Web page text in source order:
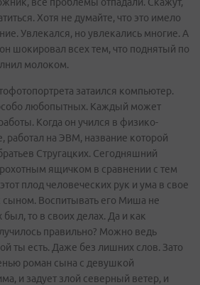
Хотя не думайте, что это имело
Увлекался, но увлекались многие. А
шокировал всех тем, что поднятый по
молоком.
затаился компьютер.
любопытных. Каждый может
Когда он учился в физико-
работал на ЭВМ, название которой
Стругацких. Сегодняшний
ящичком в сравнении с тем
плод человеческих рук и ума в свое
сыном. Воспитывать его Миша не
то в своих делах. Да и как
правильно? Можно ведь
ты есть. Даже без лишних слов. Зато
роман сына с девушкой
и задует злой северный ветер, и